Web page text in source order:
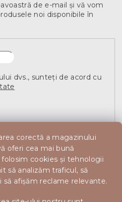
corectă a magazinului
oferi cea mai bună
cookies și tehnologii
să analizăm traficul, să
afișăm reclame relevante.
de e-mail şi vă vom
noi disponibile în
dvs., sunteți de acord cu